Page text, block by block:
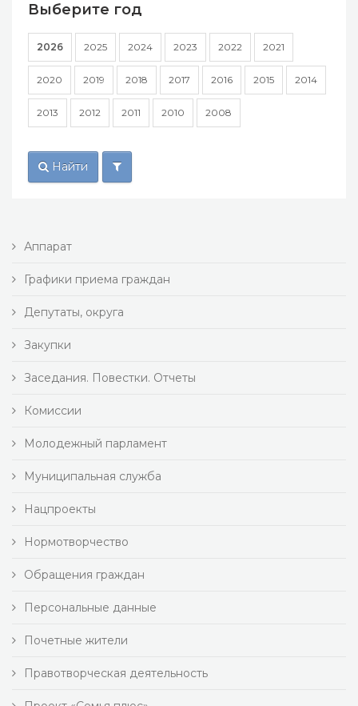
Выберите год
2026 2025 2024 2023 2022 2021
2020 2019 2018 2017 2016 2015 2014
2013 2012 2011 2010 2008
Найти
Аппарат
Графики приема граждан
Депутаты, округа
Закупки
Заседания. Повестки. Отчеты
Комиссии
Молодежный парламент
Муниципальная служба
Нацпроекты
Нормотворчество
Обращения граждан
Персональные данные
Почетные жители
Правотворческая деятельность